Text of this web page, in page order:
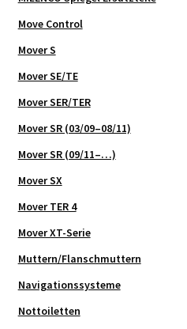
Move Control
Mover S
Mover SE/TE
Mover SER/TER
Mover SR (03/09–08/11)
Mover SR (09/11–…)
Mover SX
Mover TER 4
Mover XT-Serie
Muttern/Flanschmuttern
Navigationssysteme
Nottoiletten